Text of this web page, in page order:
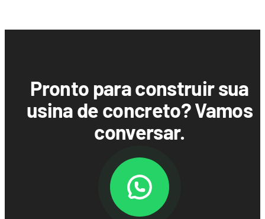
Pronto para construir sua
usina de concreto? Vamos
conversar.